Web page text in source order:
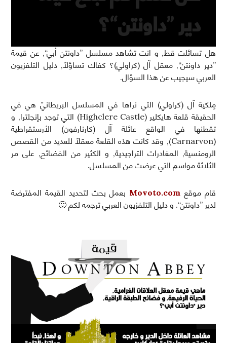
دير ”داونتن“؟
هل تسائلت قط, و انت تشاهد مسلسل ”داونتن أبي“, عن قيمة
”دير داونتن“, معقل آل (كراولي)؟ كفاك تساؤلاً, دليل التلفزيون
العربي سيجيب عن هذا السؤال.
مِلكية آل (كراولي) التي نراها في المسلسل البريطانيّ هي في
الحقيقة قلعة هايكلير (Highclere Castle) التي توجد بإنجلترا, و
تقطنها في الواقع عائلة آل (كارنارفون) الأرستقراطية
(Carnarvon), وقد كانت هذه القلعة معقلاً للعديد من القصص
الرومنسية, المغادرات التراجيدية, و الكثير من الفضائح, على مر
الثلاثة مواسم التي عرضت من المسلسل.
قام موقع Movoto.com بعمل بحث لتحديد القيمة المفترضة
لدير ”داونتن“. و دليل التلفزيون العربي ترجمه لكم 🙂